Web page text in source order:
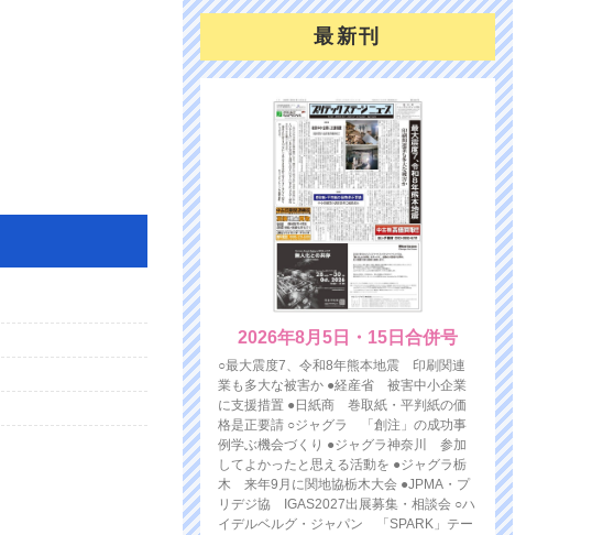
最新刊
2026年8月5日・15日合併号
○最大震度7、令和8年熊本地震 印刷関連
業も多大な被害か ●経産省 被害中小企業
に支援措置 ●日紙商 巻取紙・平判紙の価
格是正要請 ○ジャグラ 「創注」の成功事
例学ぶ機会づくり ●ジャグラ神奈川 参加
してよかったと思える活動を ●ジャグラ栃
木 来年9月に関地協栃木大会 ●JPMA・プ
リデジ協 IGAS2027出展募集・相談会 ○ハ
イデルベルグ・ジャパン 「SPARK」テー